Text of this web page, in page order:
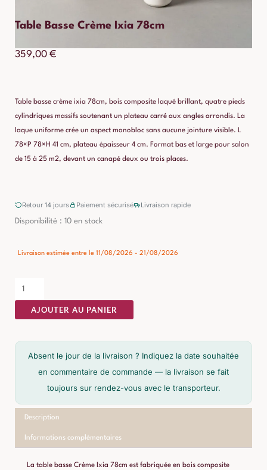
Table Basse Crème Ixia 78cm
359,00 €
Table basse crème ixia 78cm, bois composite laqué brillant, quatre pieds
cylindriques massifs soutenant un plateau carré aux angles arrondis. La
laque uniforme crée un aspect monobloc sans aucune jointure visible. L
78×P 78×H 41 cm, plateau épaisseur 4 cm. Format bas et large pour salon
de 15 à 25 m2, devant un canapé deux ou trois places.
Retour 14 jours Paiement sécurisé Livraison rapide
Disponibilité : 10 en stock
Livraison estimée entre le 11/08/2026 - 21/08/2026
quantité
Table
Crème
Ixia
78cm
AJOUTER AU PANIER
Absent le jour de la livraison ? Indiquez la date souhaitée
en commentaire de commande — la livraison se fait
toujours sur rendez-vous avec le transporteur.
Description
Informations complémentaires
La table basse Crème Ixia 78cm est fabriquée en bois composite